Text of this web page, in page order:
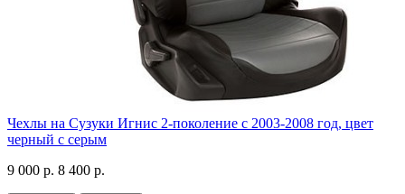
Чехлы на Сузуки Игнис 2-поколение с 2003-2008 год, цвет
черный с серым
9 000 р. 8 400 р.